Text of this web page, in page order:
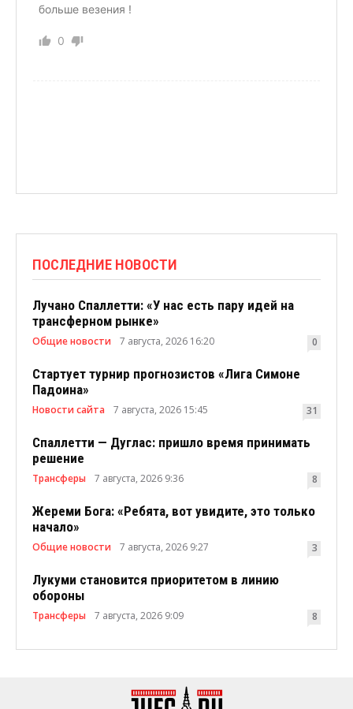
больше везения !
0
ПОСЛЕДНИЕ НОВОСТИ
Лучано Спаллетти: «У нас есть пару идей на
трансферном рынке»
Общие новости 7 августа, 2026 16:20 0
Стартует турнир прогнозистов «Лига Симоне
Падоина»
Новости сайта 7 августа, 2026 15:45 31
Спаллетти — Дуглас: пришло время принимать
решение
Трансферы 7 августа, 2026 9:36 8
Жереми Бога: «Ребята, вот увидите, это только
начало»
Общие новости 7 августа, 2026 9:27 3
Лукуми становится приоритетом в линию
обороны
Трансферы 7 августа, 2026 9:09 8